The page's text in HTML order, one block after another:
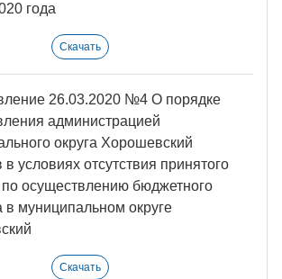
года
Скачать
26.03.2020 №4 О порядке
администрацией
округа Хорошевский
в условиях отсутствия принятого
осуществлению бюджетного
в муниципальном округе
Скачать